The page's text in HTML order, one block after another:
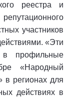
реестра и
участников
«Эти
в профильные
«Народный
в регионах для
действиях в